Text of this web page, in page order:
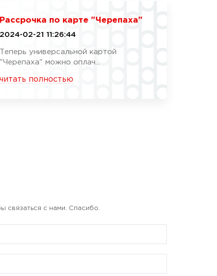
Рассрочка по карте "Черепаха"
2024-02-21 11:26:44
Теперь универсальной картой
"Черепаха" можно оплач...
читать полностью
связаться с нами. Спасибо.